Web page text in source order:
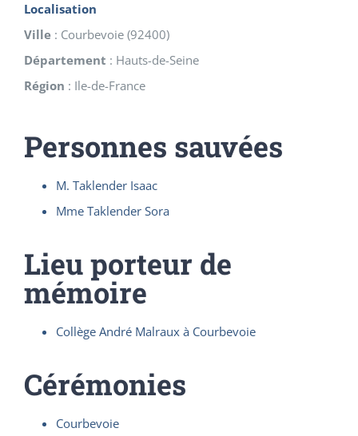
Localisation
Ville : Courbevoie (92400)
Département : Hauts-de-Seine
Région : Ile-de-France
Personnes sauvées
M. Taklender Isaac
Mme Taklender Sora
Lieu porteur de
mémoire
Collège André Malraux à Courbevoie
Cérémonies
Courbevoie